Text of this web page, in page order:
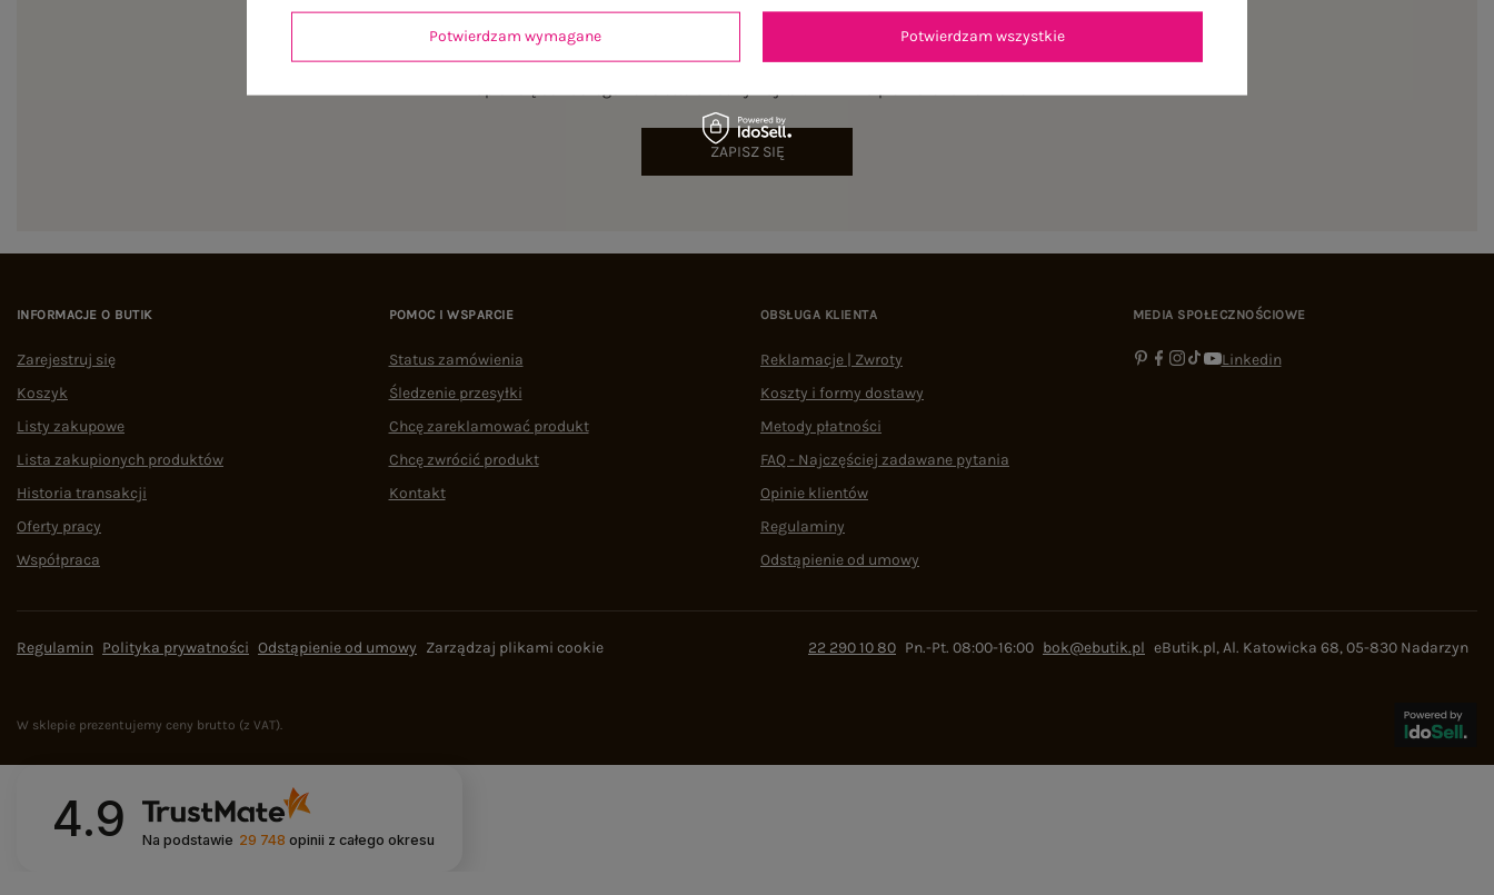
ZAPISZ SIĘ
INFORMACJE O BUTIK
Zarejestruj się
Koszyk
Listy zakupowe
Lista zakupionych produktów
Historia transakcji
Oferty pracy
Współpraca
POMOC I WSPARCIE
Status zamówienia
Śledzenie przesyłki
Chcę zareklamować produkt
Chcę zwrócić produkt
Kontakt
OBSŁUGA KLIENTA
Reklamacje | Zwroty
Koszty i formy dostawy
Metody płatności
FAQ - Najczęściej zadawane pytania
Opinie klientów
Regulaminy
Odstąpienie od umowy
MEDIA SPOŁECZNOŚCIOWE
Linkedin
Regulamin Polityka prywatności Odstąpienie od umowy Zarządzaj plikami cookie 22 290 10 80 Pn.-Pt. 08:00-16:00 bok@ebutik.pl eButik.pl,Al. Katowicka 68,05-830 Nadarzyn
W sklepie prezentujemy ceny brutto (z VAT).
4.9 Na podstawie 29 748 opinii z całego okresu
Potwierdzam wymagane Potwierdzam wszystkie